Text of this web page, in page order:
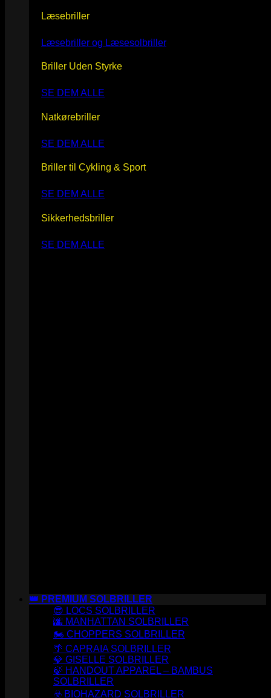
Læsebriller
Læsebriller og Læsesolbriller
Briller Uden Styrke
SE DEM ALLE
Natkørebriller
SE DEM ALLE
Briller til Cykling & Sport
SE DEM ALLE
Sikkerhedsbriller
SE DEM ALLE
👑 PREMIUM SOLBRILLER
😎 LOCS SOLBRILLER
🌆 MANHATTAN SOLBRILLER
🏍️ CHOPPERS SOLBRILLER
🌴 CAPRAIA SOLBRILLER
💎 GISELLE SOLBRILLER
🍃 HANDOUT APPAREL – BAMBUS
SOLBRILLER
☣️ BIOHAZARD SOLBRILLER